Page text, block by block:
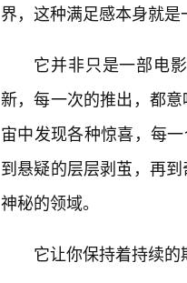
界，这种满足感本身就是
它并非只是一部电
新，每一次的推出，都
宙中发现各种惊喜，每
到悬疑的层层剥茧，再
神秘的领域。
它让你保持着持续的